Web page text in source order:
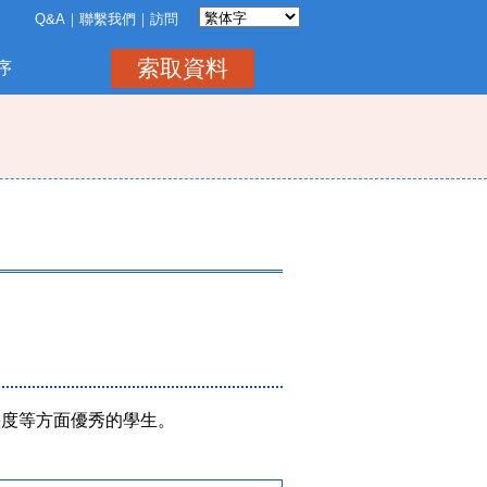
索取資料
Q&A 聯繫我們 訪問
等方面優秀的學生。